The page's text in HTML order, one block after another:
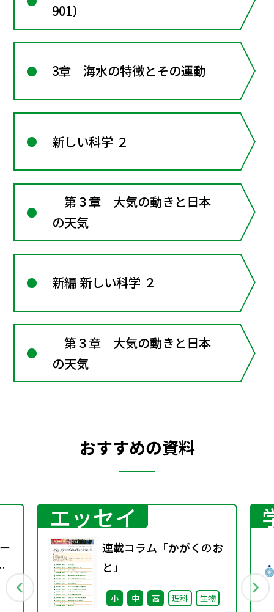
901）
3章 海水の特徴とその運動
新しい科学 ２
第３章 大気の動きと日本
の天気
新編 新しい科学 ２
第３章 大気の動きと日本
の天気
おすすめの資料
エッセイ
連載コラム「かがくのお
と」
小 中 高 理科 生物